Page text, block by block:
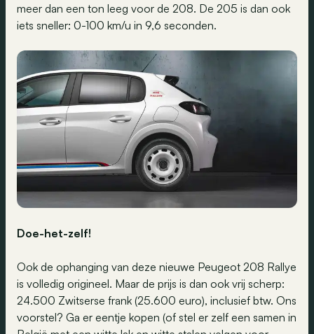
meer dan een ton leeg voor de 208. De 205 is dan ook
iets sneller: 0-100 km/u in 9,6 seconden.
Doe-het-zelf!
Ook de ophanging van deze nieuwe Peugeot 208 Rallye
is volledig origineel. Maar de prijs is dan ook vrij scherp:
24.500 Zwitserse frank (25.600 euro), inclusief btw. Ons
voorstel? Ga er eentje kopen (of stel er zelf een samen in